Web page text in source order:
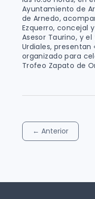
Ayuntamiento de
de Arnedo,
Ezquerro, concejal
Asesor Taurino, y
Urdiales, presentan
organizado para
Trofeo Zapato de
← Anterior